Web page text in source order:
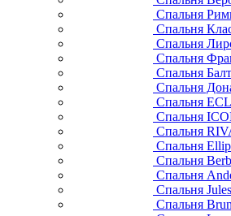
Спальня
Спальня
Спальня
Спальня
Спальня
Спальня
Спальня
Спальня
Спальня
Спальня
Спальня
Спальня
Спальня
Спальня